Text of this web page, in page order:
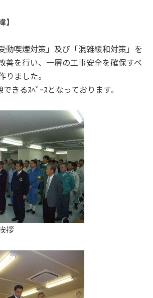
】
動喫煙対策」及び「混雑緩和対策」を
善を行い、一層の工事安全を確保すべ
りました。
きるｽﾍﾟｰｽとなっております。
拶